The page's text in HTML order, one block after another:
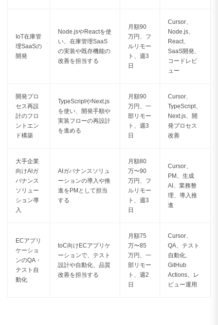
IoT在庫管
理SaaSの
開発
Node.jsやReactを使
い、在庫管理SaaS
の実装や既存機能の
改善を担当する
月額90
万円、フ
ルリモー
ト、週3
日
Cursor、
Node.js、
React、
SaaS開発、
コードレビ
ュー
開発プロ
セス再設
計のフロ
ントエン
ド構築
TypeScriptやNext.js
を使い、開発手順や
実装フローの再設計
を進める
月額90
万円、一
部リモー
ト、週3
日
Cursor、
TypeScript、
Next.js、開
発プロセス
改善
大手企業
向けAIガ
バナンス
ソリュー
ション導
入
AIガバナンスソリュ
ーションの導入や推
進をPMとして担当
する
月額80
万〜90
万円、フ
ルリモー
ト、週3
日
Cursor、
PM、生成
AI、業務整
理、導入推
進
ECアプリ
ケーショ
ンのQA・
テスト自
動化
toC向けECアプリケ
ーションで、テスト
設計や自動化、品質
改善を担当する
月額75
万〜85
万円、一
部リモー
ト、週2
日
Cursor、
QA、テスト
自動化、
GitHub
Actions、レ
ビュー運用